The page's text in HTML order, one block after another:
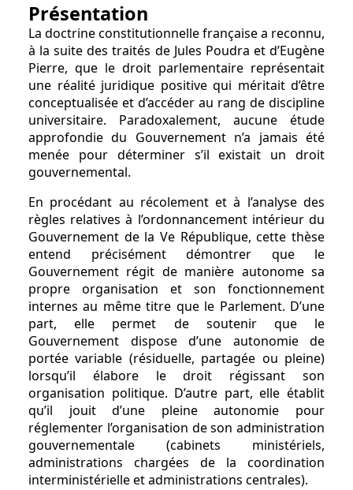
Présentation
La doctrine constitutionnelle française a reconnu,
à la suite des traités de Jules Poudra et d’Eugène
Pierre, que le droit parlementaire représentait
une réalité juridique positive qui méritait d’être
conceptualisée et d’accéder au rang de discipline
universitaire. Paradoxalement, aucune étude
approfondie du Gouvernement n’a jamais été
menée pour déterminer s’il existait un droit
gouvernemental.
En procédant au récolement et à l’analyse des
règles relatives à l’ordonnancement intérieur du
Gouvernement de la Ve République, cette thèse
entend précisément démontrer que le
Gouvernement régit de manière autonome sa
propre organisation et son fonctionnement
internes au même titre que le Parlement. D’une
part, elle permet de soutenir que le
Gouvernement dispose d’une autonomie de
portée variable (résiduelle, partagée ou pleine)
lorsqu’il élabore le droit régissant son
organisation politique. D’autre part, elle établit
qu’il jouit d’une pleine autonomie pour
réglementer l’organisation de son administration
gouvernementale (cabinets ministériels,
administrations chargées de la coordination
interministérielle et administrations centrales).